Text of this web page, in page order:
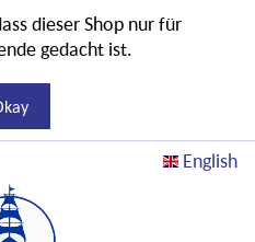
English
dieser Shop nur für
gedacht ist.